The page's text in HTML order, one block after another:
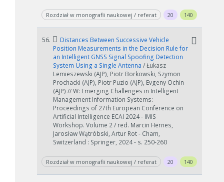
Rozdział w monografii naukowej / referat 20 140
56.
Distances Between Successive Vehicle
Position Measurements in the Decision Rule for
an Intelligent GNSS Signal Spoofing Detection
System Using a Single Antenna / Łukasz
Lemieszewski (AJP), Piotr Borkowski, Szymon
Prochacki (AJP), Piotr Puzio (AJP), Evgeny Ochin
(AJP) // W: Emerging Challenges in Intelligent
Management Information Systems:
Proceedings of 27th European Conference on
Artificial Intelligence ECAI 2024 - IMIS
Workshop. Volume 2 / red. Marcin Hernes,
Jarosław Wątróbski, Artur Rot - Cham,
Switzerland : Springer, 2024 - s. 250-260
Rozdział w monografii naukowej / referat 20 140